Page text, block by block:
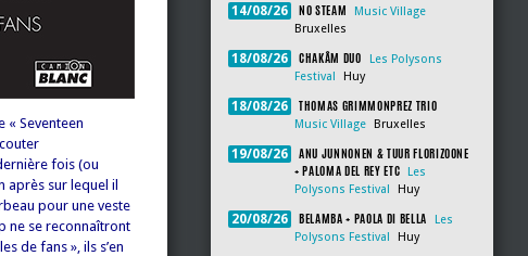
« Seventeen
fois (ou
après sur lequel il
pour une veste
ne se reconnaîtront
de fans », ils s’en
14/08/26 NO STEAM
Music Village
Bruxelles
18/08/26 CHAKÂM DUO
Les Polysons
Festival
Huy
18/08/26 THOMAS GRIMMONPREZ TRIO
Music Village Bruxelles
19/08/26
ANU JUNNONEN & TUUR FLORIZOONE
+ PALOMA DEL REY ETC
Les
Polysons Festival
Huy
20/08/26 BELAMBA + PAOLA DI BELLA
Les
Polysons Festival
Huy